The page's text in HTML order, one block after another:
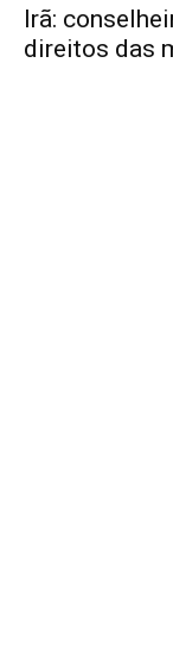
Irã:
direitos das